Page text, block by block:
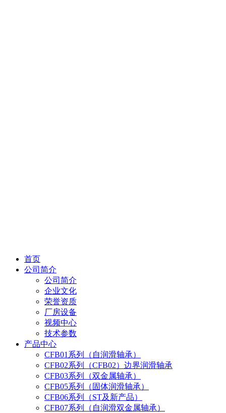
首页
公司简介
公司简介
企业文化
荣誉资质
厂房设备
视频中心
技术参数
产品中心
CFB01系列（自润滑轴承）
CFB02系列（CFB02）边界润滑轴承
CFB03系列（双金属轴承）
CFB05系列（固体润滑轴承）
CFB06系列（ST及新产品）
CFB07系列（自润滑双金属轴承）